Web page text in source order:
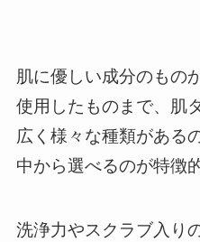
肌に優しい成分のもの
使用したものまで、肌
広く様々な種類がある
中から選べるのが特徴的
洗浄力やスクラブ入り